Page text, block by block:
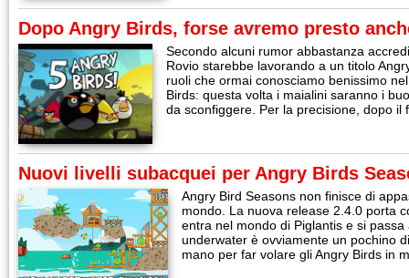
Dopo Angry Birds, forse avremo presto
Secondo alcuni rumor abbastanza
Rovio starebbe lavorando a un titolo
ruoli che ormai conosciamo benissimo
Birds: questa volta i maialini saranno i
da sconfiggere. Per la precisione, dopo
Nuovi livelli subacquei per Angry Birds
Angry Bird Seasons non finisce di
mondo. La nuova release 2.4.0 porta
entra nel mondo di Piglantis e si passa
underwater è ovviamente un pochino
mano per far volare gli Angry Birds in